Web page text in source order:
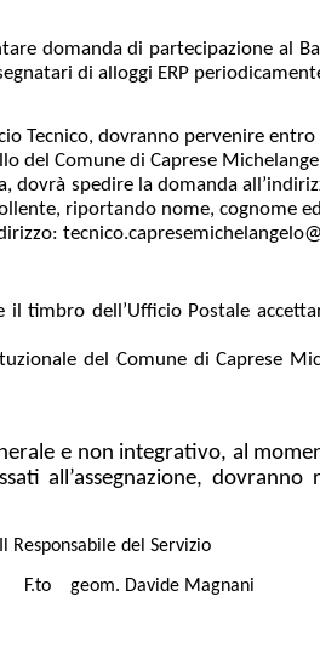
domanda di partecipazione al
di alloggi ERP
Tecnico, dovranno pervenire
del Comune di Caprese
spedire la domanda
riportando nome, cognome
timbro dell’Ufficio Postale
del Comune di Caprese
e non integrativo, al
all’assegnazione,
del Servizio
Magnani